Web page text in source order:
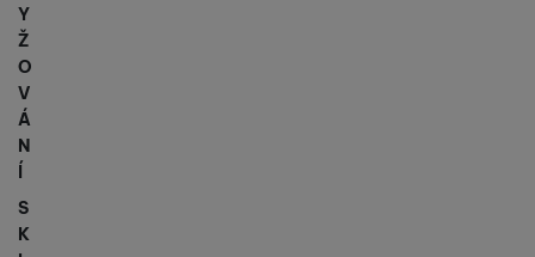
Y
Ž
O
V
Á
N
Í
S
K